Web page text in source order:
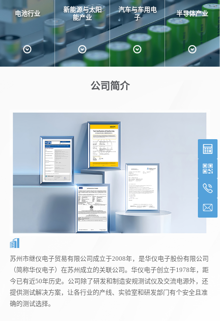
电池行业
新能源与太阳
能产业
汽车与车用电
子
半导体产业
公司简介
苏州市继仪电子贸易有限公司成立于2008年，是华仪电子股份有限公司
（简称华仪电子）在苏州成立的关联公司。华仪电子创立于1978年，距
今已有近50年历史。公司除了研发和制造安规测试仪及交流电源外，还
提供测试解决方案，让各行业的产线、实验室和研发部门有个安全且准
确的测试选择。